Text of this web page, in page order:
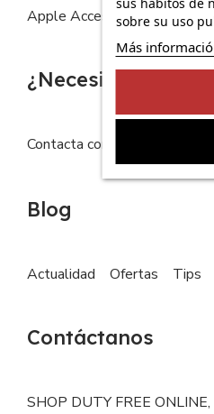
sobre su uso
Más
Apple Accesorios
¿Necesitas ayuda?
Contacta con nosotros
Blog
Actualidad Ofertas Tips
Contáctanos
SHOP DUTY FREE